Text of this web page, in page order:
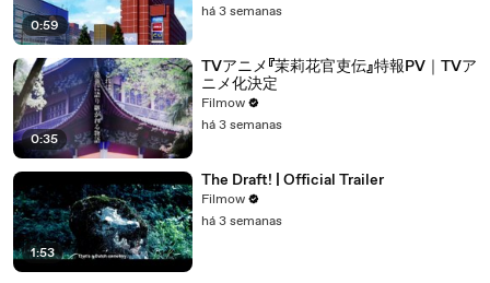
0:59
há 3 semanas
0:35
TVアニメ『茉莉花官吏伝』特報PV｜TVア
ニメ化決定
Filmow
há 3 semanas
1:53
The Draft! | Official Trailer
Filmow
há 3 semanas